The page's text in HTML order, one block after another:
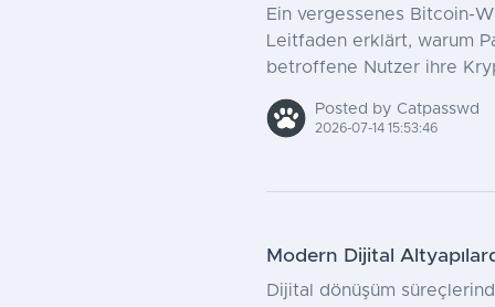
Ein vergessenes Bitcoin-
Leitfaden erklärt, warum
betroffene Nutzer ihre
Posted by Catpasswd
2026-07-14 15:53:46
Modern Dijital
Dijital dönüşüm